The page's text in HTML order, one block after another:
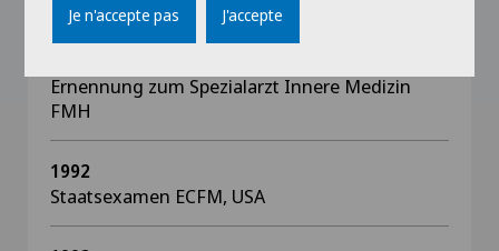
Ernennung zum Spezialarzt Innere Medizin
FMH
1992
Staatsexamen ECFM, USA
Je n'accepte pas J'accepte